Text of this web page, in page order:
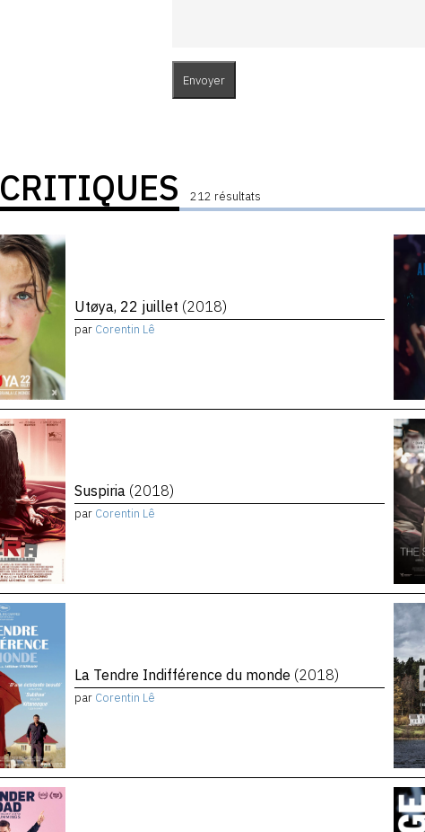
CRITIQUES 212 résultats
Utøya, 22 juillet (2018)
par Corentin Lê
Suspiria (2018)
par Corentin Lê
La Tendre Indifférence du monde (2018)
par Corentin Lê